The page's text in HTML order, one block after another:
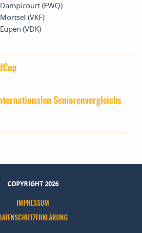
(FWQ)
(VKF)
(VDK)
Seniorenvergleichs
COPYRIGHT 2026
IMPRESSUM
DATENSCHUTZERKLÄRUNG